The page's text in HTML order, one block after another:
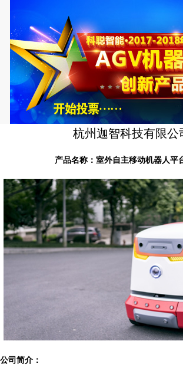
杭州迦智科技有限公
产品名称：室外自主移动机器人平
公司简介：